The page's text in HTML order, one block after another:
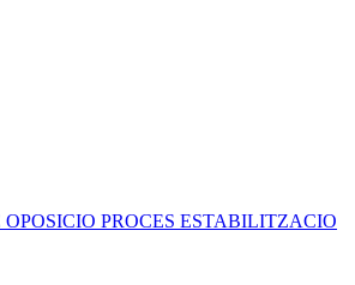
OPOSICIO PROCES ESTABILITZACIO